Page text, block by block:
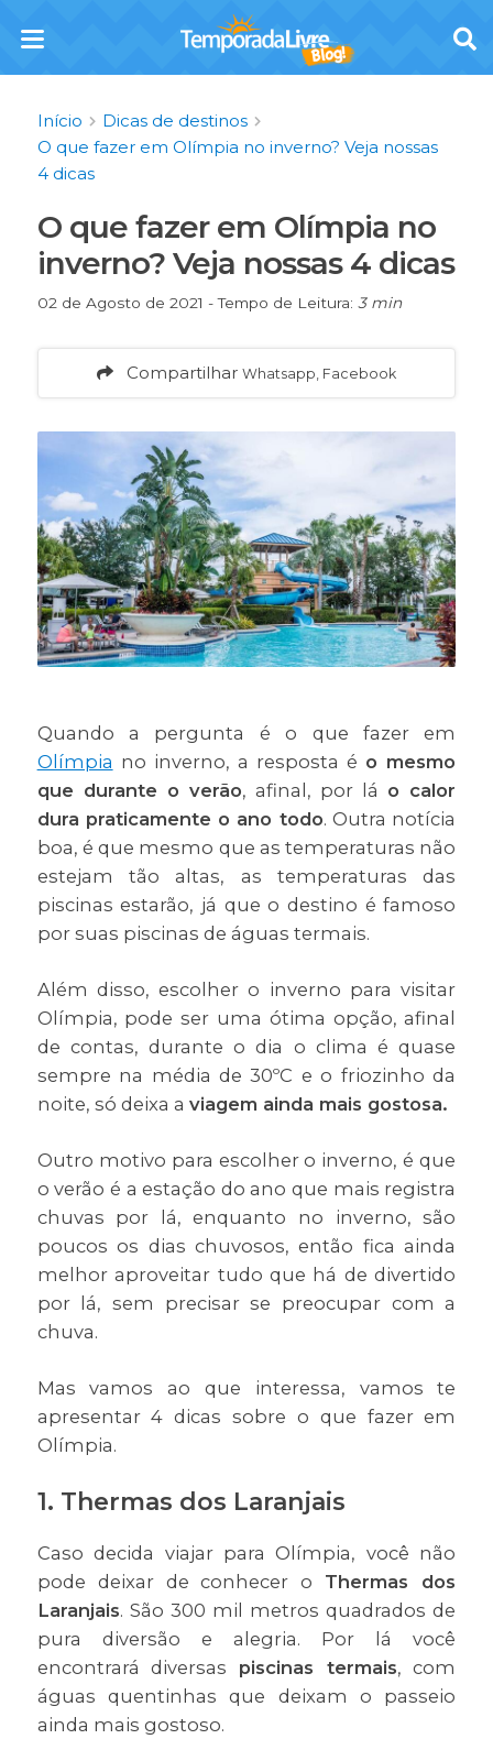
Início
Dicas de destinos
O que fazer em Olímpia no inverno? Veja nossas
4 dicas
O que fazer em Olímpia no
inverno? Veja nossas 4 dicas
02 de Agosto de 2021 - Tempo de Leitura: 3 min
Compartilhar Whatsapp, Facebook
Quando a pergunta é o que fazer em
Olímpia no inverno, a resposta é o mesmo
que durante o verão, afinal, por lá o calor
dura praticamente o ano todo. Outra notícia
boa, é que mesmo que as temperaturas não
estejam tão altas, as temperaturas das
piscinas estarão, já que o destino é famoso
por suas piscinas de águas termais.
Além disso, escolher o inverno para visitar
Olímpia, pode ser uma ótima opção, afinal
de contas, durante o dia o clima é quase
sempre na média de 30ºC e o friozinho da
noite, só deixa a viagem ainda mais gostosa.
Outro motivo para escolher o inverno, é que
o verão é a estação do ano que mais registra
chuvas por lá, enquanto no inverno, são
poucos os dias chuvosos, então fica ainda
melhor aproveitar tudo que há de divertido
por lá, sem precisar se preocupar com a
chuva.
Mas vamos ao que interessa, vamos te
apresentar 4 dicas sobre o que fazer em
Olímpia.
1. Thermas dos Laranjais
Caso decida viajar para Olímpia, você não
pode deixar de conhecer o Thermas dos
Laranjais. São 300 mil metros quadrados de
pura diversão e alegria. Por lá você
encontrará diversas piscinas termais, com
águas quentinhas que deixam o passeio
ainda mais gostoso.